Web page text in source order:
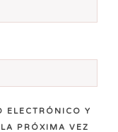
ELECTRÓNICO Y
PRÓXIMA VEZ